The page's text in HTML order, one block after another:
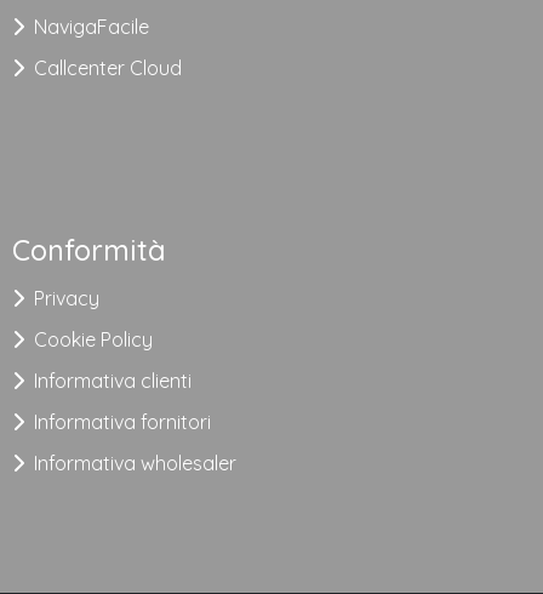
NavigaFacile
Callcenter Cloud
Conformità
Privacy
Cookie Policy
Informativa clienti
Informativa fornitori
Informativa wholesaler